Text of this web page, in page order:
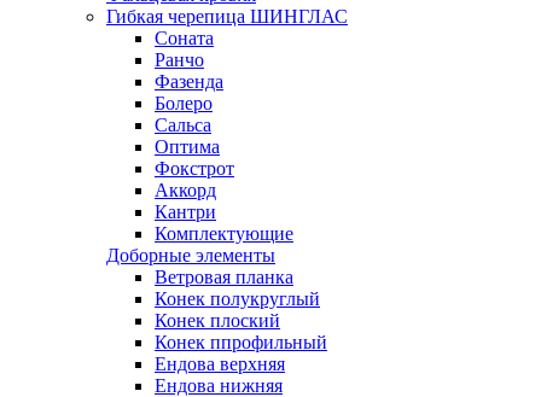
Гибкая черепица ШИНГЛАС
Соната
Ранчо
Фазенда
Болеро
Сальса
Оптима
Фокстрот
Аккорд
Кантри
Комплектующие
Доборные элементы
Ветровая планка
Конек полукруглый
Конек плоский
Конек ппрофильный
Ендова верхняя
Ендова нижняя